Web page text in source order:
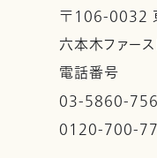
〒106-0032
六本木ファー
電話番号
03-5860-
0120-700-